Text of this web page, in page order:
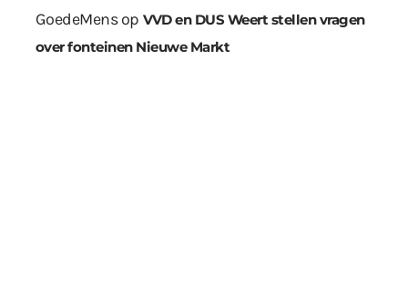
GoedeMensop VVD en DUS Weert stellen vragen
over fonteinen Nieuwe Markt